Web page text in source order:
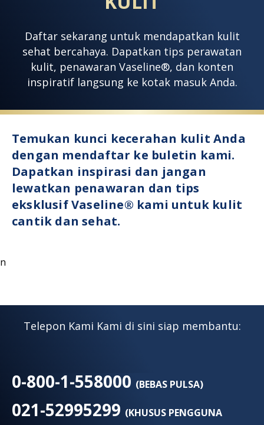
Daftar sekarang untuk mendapatkan kulit
sehat bercahaya. Dapatkan tips perawatan
kulit, penawaran Vaseline®, dan konten
inspiratif langsung ke kotak masuk Anda.
TEMUKAN KUNCI KECERAHAN
Temukan kunci kecerahan kulit Anda
dengan mendaftar ke buletin kami.
Dapatkan inspirasi dan jangan
lewatkan penawaran dan tips
eksklusif Vaseline® kami untuk kulit
cantik dan sehat.
n
Telepon Kami Kami di sini siap membantu:
0-800-1-558000 (BEBAS PULSA)
021-52995299 (KHUSUS PENGGUNA